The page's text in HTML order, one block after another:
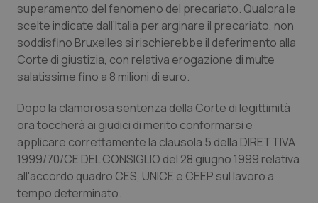
Provincia Autonoma di Trento
Puglia
Sicilia
Toscana
Umbria
Ipertensione & Scompenso
Malattie rare
Neuroscienze & patologie neurodegenerative
Obesità
Oftalmologia
superamento del fenomeno del precariato. Qualora le
scelte indicate dall’Italia per arginare il precariato, non
soddisfino Bruxelles si rischierebbe il deferimento alla
Corte di giustizia, con relativa erogazione di multe
salatissime fino a 8 milioni di euro.
Dopo la clamorosa sentenza della Corte di legittimità
ora toccherà ai giudici di merito conformarsi e
applicare correttamente la clausola 5 della DIRETTIVA
1999/70/CE DEL CONSIGLIO del 28 giugno 1999 relativa
all'accordo quadro CES, UNICE e CEEP sul lavoro a
tempo determinato.